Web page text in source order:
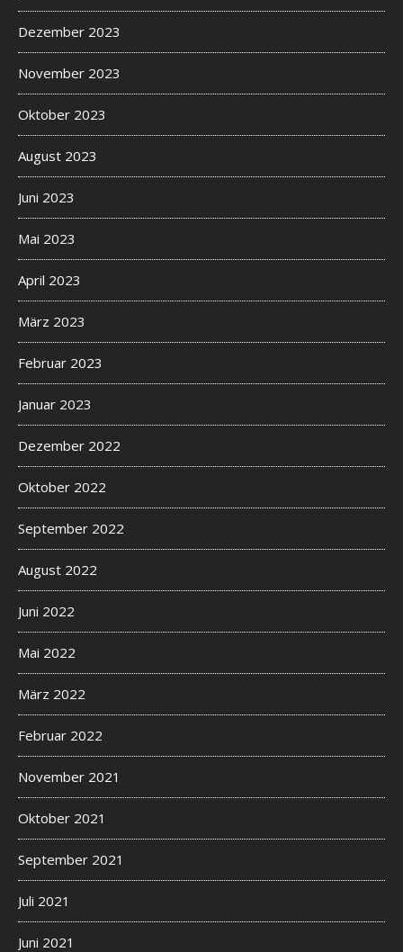
Dezember 2023
November 2023
Oktober 2023
August 2023
Juni 2023
Mai 2023
April 2023
März 2023
Februar 2023
Januar 2023
Dezember 2022
Oktober 2022
September 2022
August 2022
Juni 2022
Mai 2022
März 2022
Februar 2022
November 2021
Oktober 2021
September 2021
Juli 2021
Juni 2021